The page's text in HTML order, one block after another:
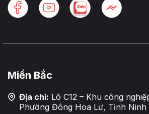
Miền Bắc
Địa chỉ: Lô C12 – Khu công
Phường Đông Hoa Lư, Tỉnh Ninh